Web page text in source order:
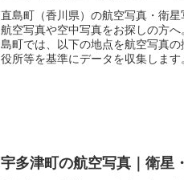
直島町（香川県）の航空写真・衛
航空写真や空中写真をお探しの方
島町では、以下の地点を航空写真
役所等を基準にデータを収集します
宇多津町の航空写真｜衛星